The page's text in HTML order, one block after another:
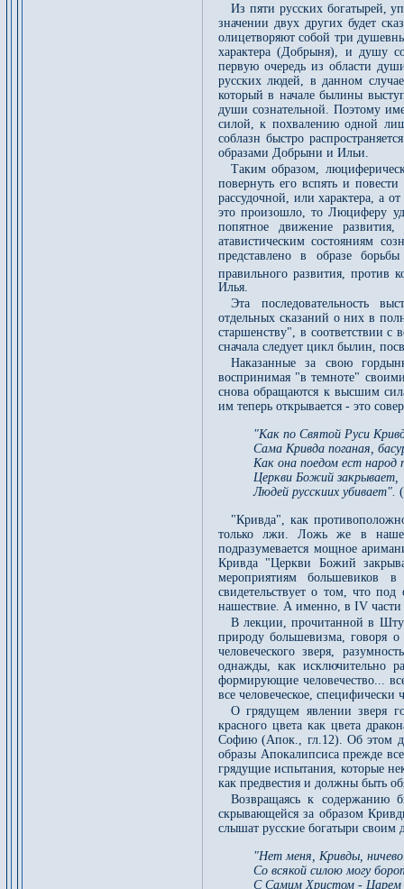
Из пяти русских богатырей,
значении двух других будет
олицетворяют собой три
характера (Добрыня), и душу
первую очередь из области
русских людей, в данном
который в начале былины
души сознательной. Поэтому
силой, к похвалению одной
соблазн быстро
образами Добрыни и Ильи.
Таким образом,
повернуть его вспять и
рассудочной, или характера, а
это произошло, то Люциферу
попятное движение
атавистическим состояниям
представлено в образе
правильного развития, против
Илья.
Эта последовательность
отдельных сказаний о них в
старшенству", в соответствии с
сначала следует цикл былин,
Наказанные за свою
воспринимая "в темноте"
снова обращаются к высшим
им теперь открывается - это
"Как по Святой Руси
Сама Кривда поганая,
Как она поедом ест народ
Церкви Божий закрывает,
Людей русскиих убивает".
"Кривда", как
только лжи. Ложь же в
подразумевается мощное
Кривда "Церкви Божий
мероприятиям большевиков
свидетельствует о том, что
нашествие. А именно, в IV части
В лекции, прочитанной в
природу большевизма, говоря о
человеческого зверя,
однажды, как исключительно
формирующие человечество...
все человеческое, специфически
О грядущем явлении зверя
красного цвета как цвета
Софию (Апок., гл.12). Об этом
образы Апокалипсиса прежде
грядущие испытания, которые
как предвестия и должны быть
Возвращаясь к содержанию
скрывающейся за образом
слышат русские богатыри
"Нет меня, Кривды, ничево
Со всякой силою могу
С Самим Христом - Царем